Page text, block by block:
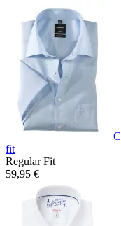
fit
Regular Fit
59,95 €